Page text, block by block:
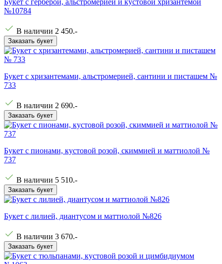
№10784
В наличии 2 450.-
Заказать букет
Букет с хризантемами, альстромерией, сантини и писташем №
733
В наличии 2 690.-
Заказать букет
Букет с пионами, кустовой розой, скиммией и маттиолой №
737
В наличии 5 510.-
Заказать букет
Букет с лилией, диантусом и маттиолой №826
В наличии 3 670.-
Заказать букет